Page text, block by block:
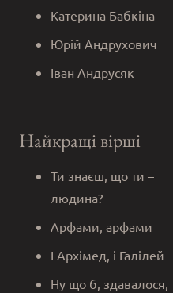
Катерина Бабкіна
Юрій Андрухович
Іван Андрусяк
Найкращі вірші
Ти знаєш, що ти –
людина?
Арфами, арфами
І Архімед, і Галілей
Ну що б, здавалося,